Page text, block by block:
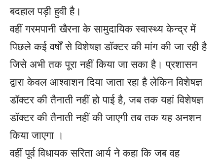
बदहाल पड़ी हुवी है।
वहीं गरमपानी खैरना के सामुदायिक स्वास्थ्य केन्द्र में
पिछले कई वर्षों से विशेषज्ञ डॉक्टर की मांग की जा रही है
जिसे अभी तक पूरा नहीं किया जा सका है। प्रशासन
द्वारा केवल आश्वाशन दिया जाता रहा है लेकिन विशेषज्ञ
डॉक्टर की तैनाती नहीं हो पाई है, जब तक यहां विशेषज्ञ
डॉक्टर की तैनाती नहीं की जाएगी तब तक यह अनशन
किया जाएगा ।
वहीं पूर्व विधायक सरिता आर्य ने कहा कि जब वह